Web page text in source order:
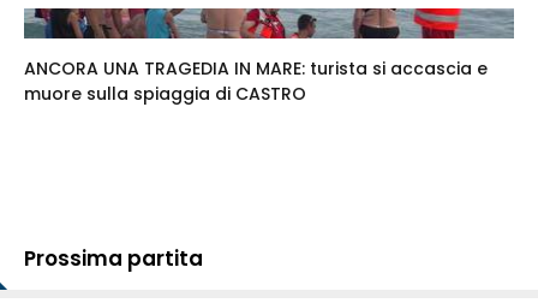
ANCORA UNA TRAGEDIA IN MARE: turista si accascia e
muore sulla spiaggia di CASTRO
Prossima partita